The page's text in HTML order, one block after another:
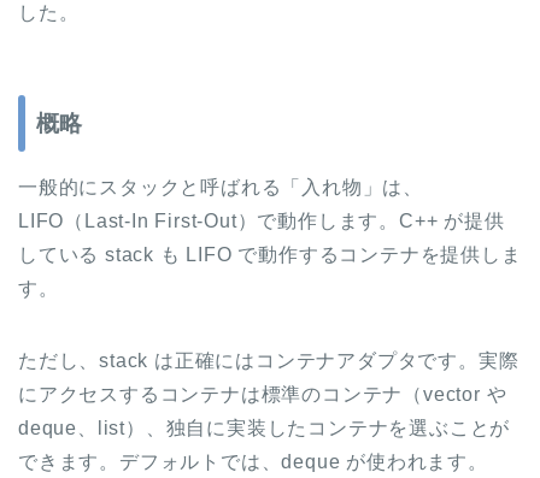
した。
概略
一般的にスタックと呼ばれる「入れ物」は、
LIFO（Last-In First-Out）で動作します。C++ が提供
している stack も LIFO で動作するコンテナを提供しま
す。
ただし、stack は正確にはコンテナアダプタです。実際
にアクセスするコンテナは標準のコンテナ（vector や
deque、list）、独自に実装したコンテナを選ぶことが
できます。デフォルトでは、deque が使われます。